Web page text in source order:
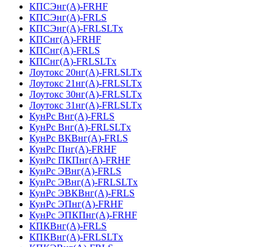
КПСЭнг(А)-FRHF
КПСЭнг(А)-FRLS
КПСЭнг(А)-FRLSLTx
КПСнг(А)-FRHF
КПСнг(А)-FRLS
КПСнг(А)-FRLSLTx
Лоутокс 20нг(А)-FRLSLTx
Лоутокс 21нг(А)-FRLSLTx
Лоутокс 30нг(А)-FRLSLTx
Лоутокс 31нг(А)-FRLSLTx
КунРс Внг(А)-FRLS
КунРс Внг(А)-FRLSLTx
КунРс ВКВнг(А)-FRLS
КунРс Пнг(А)-FRHF
КунРс ПКПнг(А)-FRHF
КунРс ЭВнг(А)-FRLS
КунРс ЭВнг(А)-FRLSLTx
КунРс ЭВКВнг(А)-FRLS
КунРс ЭПнг(А)-FRHF
КунРс ЭПКПнг(А)-FRHF
КПКВнг(А)-FRLS
КПКВнг(А)-FRLSLTx